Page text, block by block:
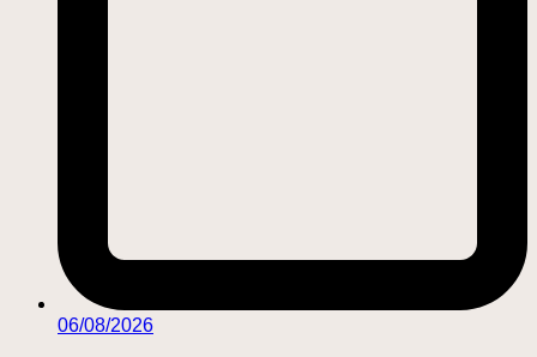
06/08/2026